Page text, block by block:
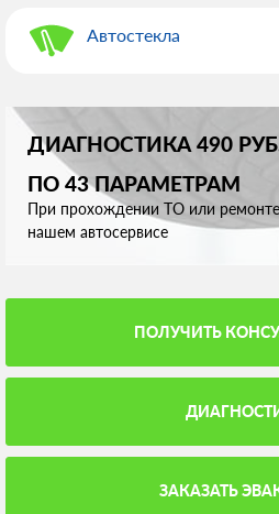
Автостекла
ДИАГНОСТИКА 490
ПО 43 ПАРАМЕТРАМ
При прохождении ТО или
нашем автосервисе
ПОЛУЧИТЬ
ЗАКАЗАТЬ